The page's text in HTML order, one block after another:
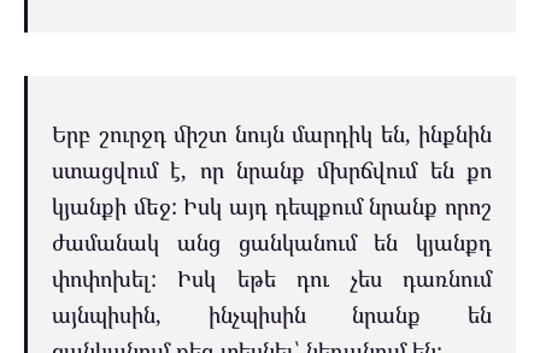
Երբ շուրջդ միշտ նույն մարդիկ են, ինքնին
ստացվում է, որ նրանք մխրճվում են քո
կյանքի մեջ: Իսկ այդ դեպքում նրանք որոշ
ժամանակ անց ցանկանում են կյանքդ
փոփոխել: Իսկ եթե դու չես դառնում
այնպիսին, ինչպիսին նրանք են